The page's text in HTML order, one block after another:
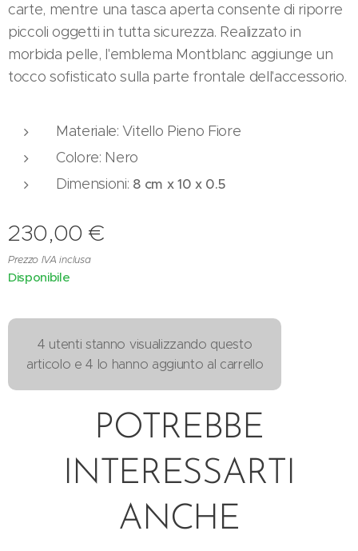
carte, mentre una tasca aperta consente di riporre
piccoli oggetti in tutta sicurezza. Realizzato in
morbida pelle, l'emblema Montblanc aggiunge un
tocco sofisticato sulla parte frontale dell'accessorio.
Materiale: Vitello Pieno Fiore
Colore: Nero
Dimensioni: 8 cm x 10 x 0.5
230,00 €
Prezzo IVA inclusa
Disponibile
4 utenti stanno visualizzando questo
articolo e 4 lo hanno aggiunto al carrello
POTREBBE
INTERESSARTI
ANCHE